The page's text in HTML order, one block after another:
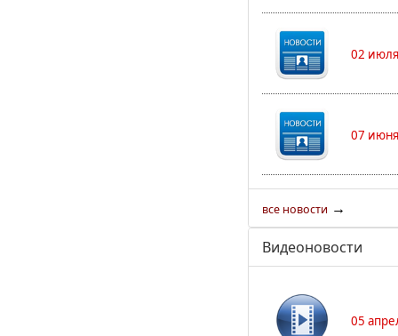
02
07
все новости →
Видеоновости
05